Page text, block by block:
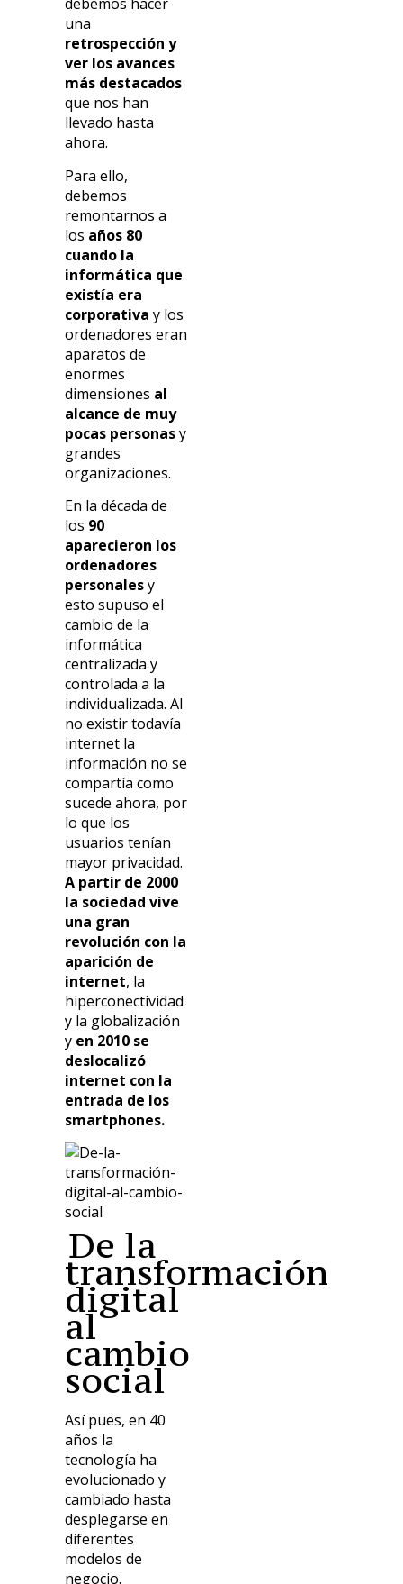
una
retrospección y
ver los avances
más destacados
que nos han
llevado hasta
ahora.
Para ello,
debemos
remontarnos a
los años 80
cuando la
informática que
existía era
corporativa y los
ordenadores eran
aparatos de
enormes
dimensiones al
alcance de muy
pocas personasy
grandes
organizaciones.
En la década de
los 90
aparecieron los
ordenadores
personalesy
esto supuso el
cambio de la
informática
centralizada y
controlada a la
individualizada. Al
no existir todavía
internet la
información no se
compartía como
sucede ahora, por
lo que los
usuarios tenían
mayor privacidad.
A partir de 2000
la sociedad vive
una gran
revolución con la
aparición de
internet, la
hiperconectividad
y la globalización
y en 2010 se
deslocalizó
internet con la
entrada de los
smartphones.
De la
transformación
digital
al
cambio
social
Así pues, en 40
años la
tecnología ha
evolucionado y
cambiado hasta
desplegarse en
diferentes
modelos de
negocio.